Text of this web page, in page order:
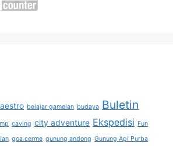
belajar gamelan budaya Buletin
caving city adventure Ekspedisi Fun
goa cerme gunung andong Gunung Api Purba